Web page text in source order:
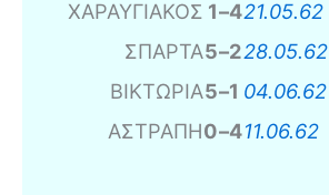
ΧΑΡΑΥΓΙΑΚΟΣ 1–421.05.62
ΣΠΑΡΤΑ5–228.05.62
ΒΙΚΤΩΡΙΑ5–1 04.06.62
ΑΣΤΡΑΠΗ0–411.06.62